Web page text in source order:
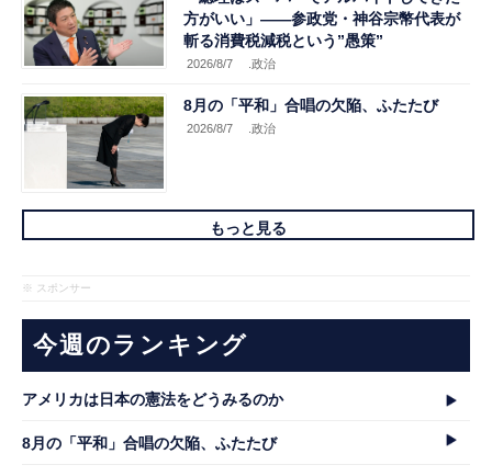
方がいい」――参政党・神谷宗幣代表が
斬る消費税減税という”愚策”
2026/8/7 .政治
8月の「平和」合唱の欠陥、ふたたび
2026/8/7 .政治
もっと見る
※ スポンサー
今週のランキング
アメリカは日本の憲法をどうみるのか
8月の「平和」合唱の欠陥、ふたたび